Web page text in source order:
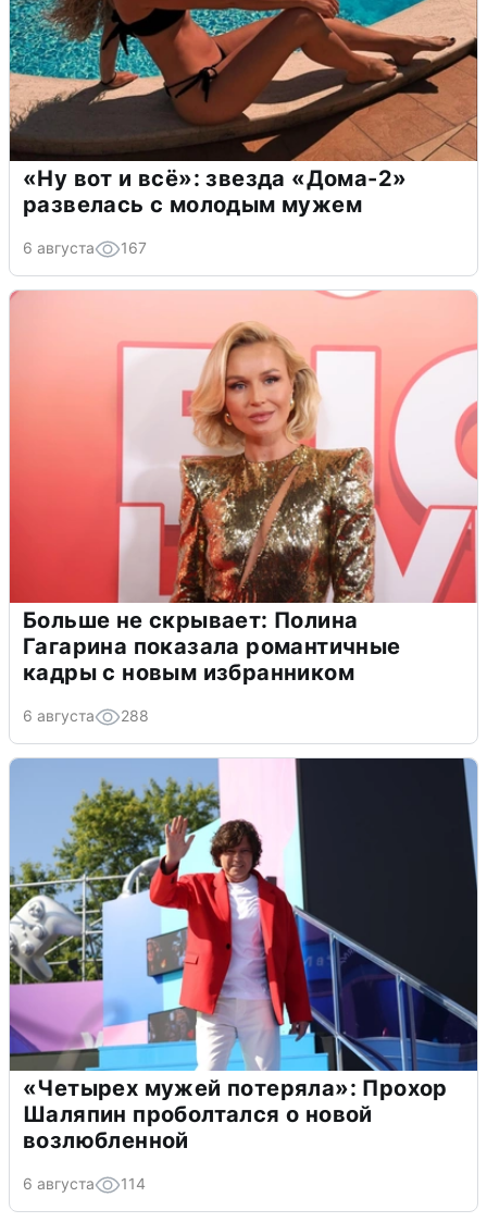
«Ну вот и всё»: звезда «Дома-2»
развелась с молодым мужем
6 августа 167
Больше не скрывает: Полина
Гагарина показала романтичные
кадры с новым избранником
6 августа 288
«Четырех мужей потеряла»: Прохор
Шаляпин проболтался о новой
возлюбленной
6 августа 114